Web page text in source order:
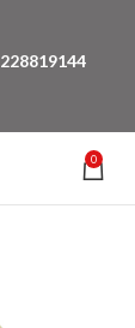
228819144
0